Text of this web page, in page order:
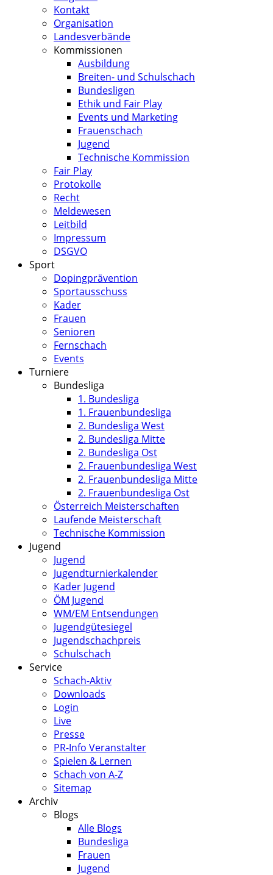
Kontakt
Organisation
Landesverbände
Kommissionen
Ausbildung
Breiten- und Schulschach
Bundesligen
Ethik und Fair Play
Events und Marketing
Frauenschach
Jugend
Technische Kommission
Fair Play
Protokolle
Recht
Meldewesen
Leitbild
Impressum
DSGVO
Sport
Dopingprävention
Sportausschuss
Kader
Frauen
Senioren
Fernschach
Events
Turniere
Bundesliga
1. Bundesliga
1. Frauenbundesliga
2. Bundesliga West
2. Bundesliga Mitte
2. Bundesliga Ost
2. Frauenbundesliga West
2. Frauenbundesliga Mitte
2. Frauenbundesliga Ost
Österreich Meisterschaften
Laufende Meisterschaft
Technische Kommission
Jugend
Jugend
Jugendturnierkalender
Kader Jugend
ÖM Jugend
WM/EM Entsendungen
Jugendgütesiegel
Jugendschachpreis
Schulschach
Service
Schach-Aktiv
Downloads
Login
Live
Presse
PR-Info Veranstalter
Spielen & Lernen
Schach von A-Z
Sitemap
Archiv
Blogs
Alle Blogs
Bundesliga
Frauen
Jugend